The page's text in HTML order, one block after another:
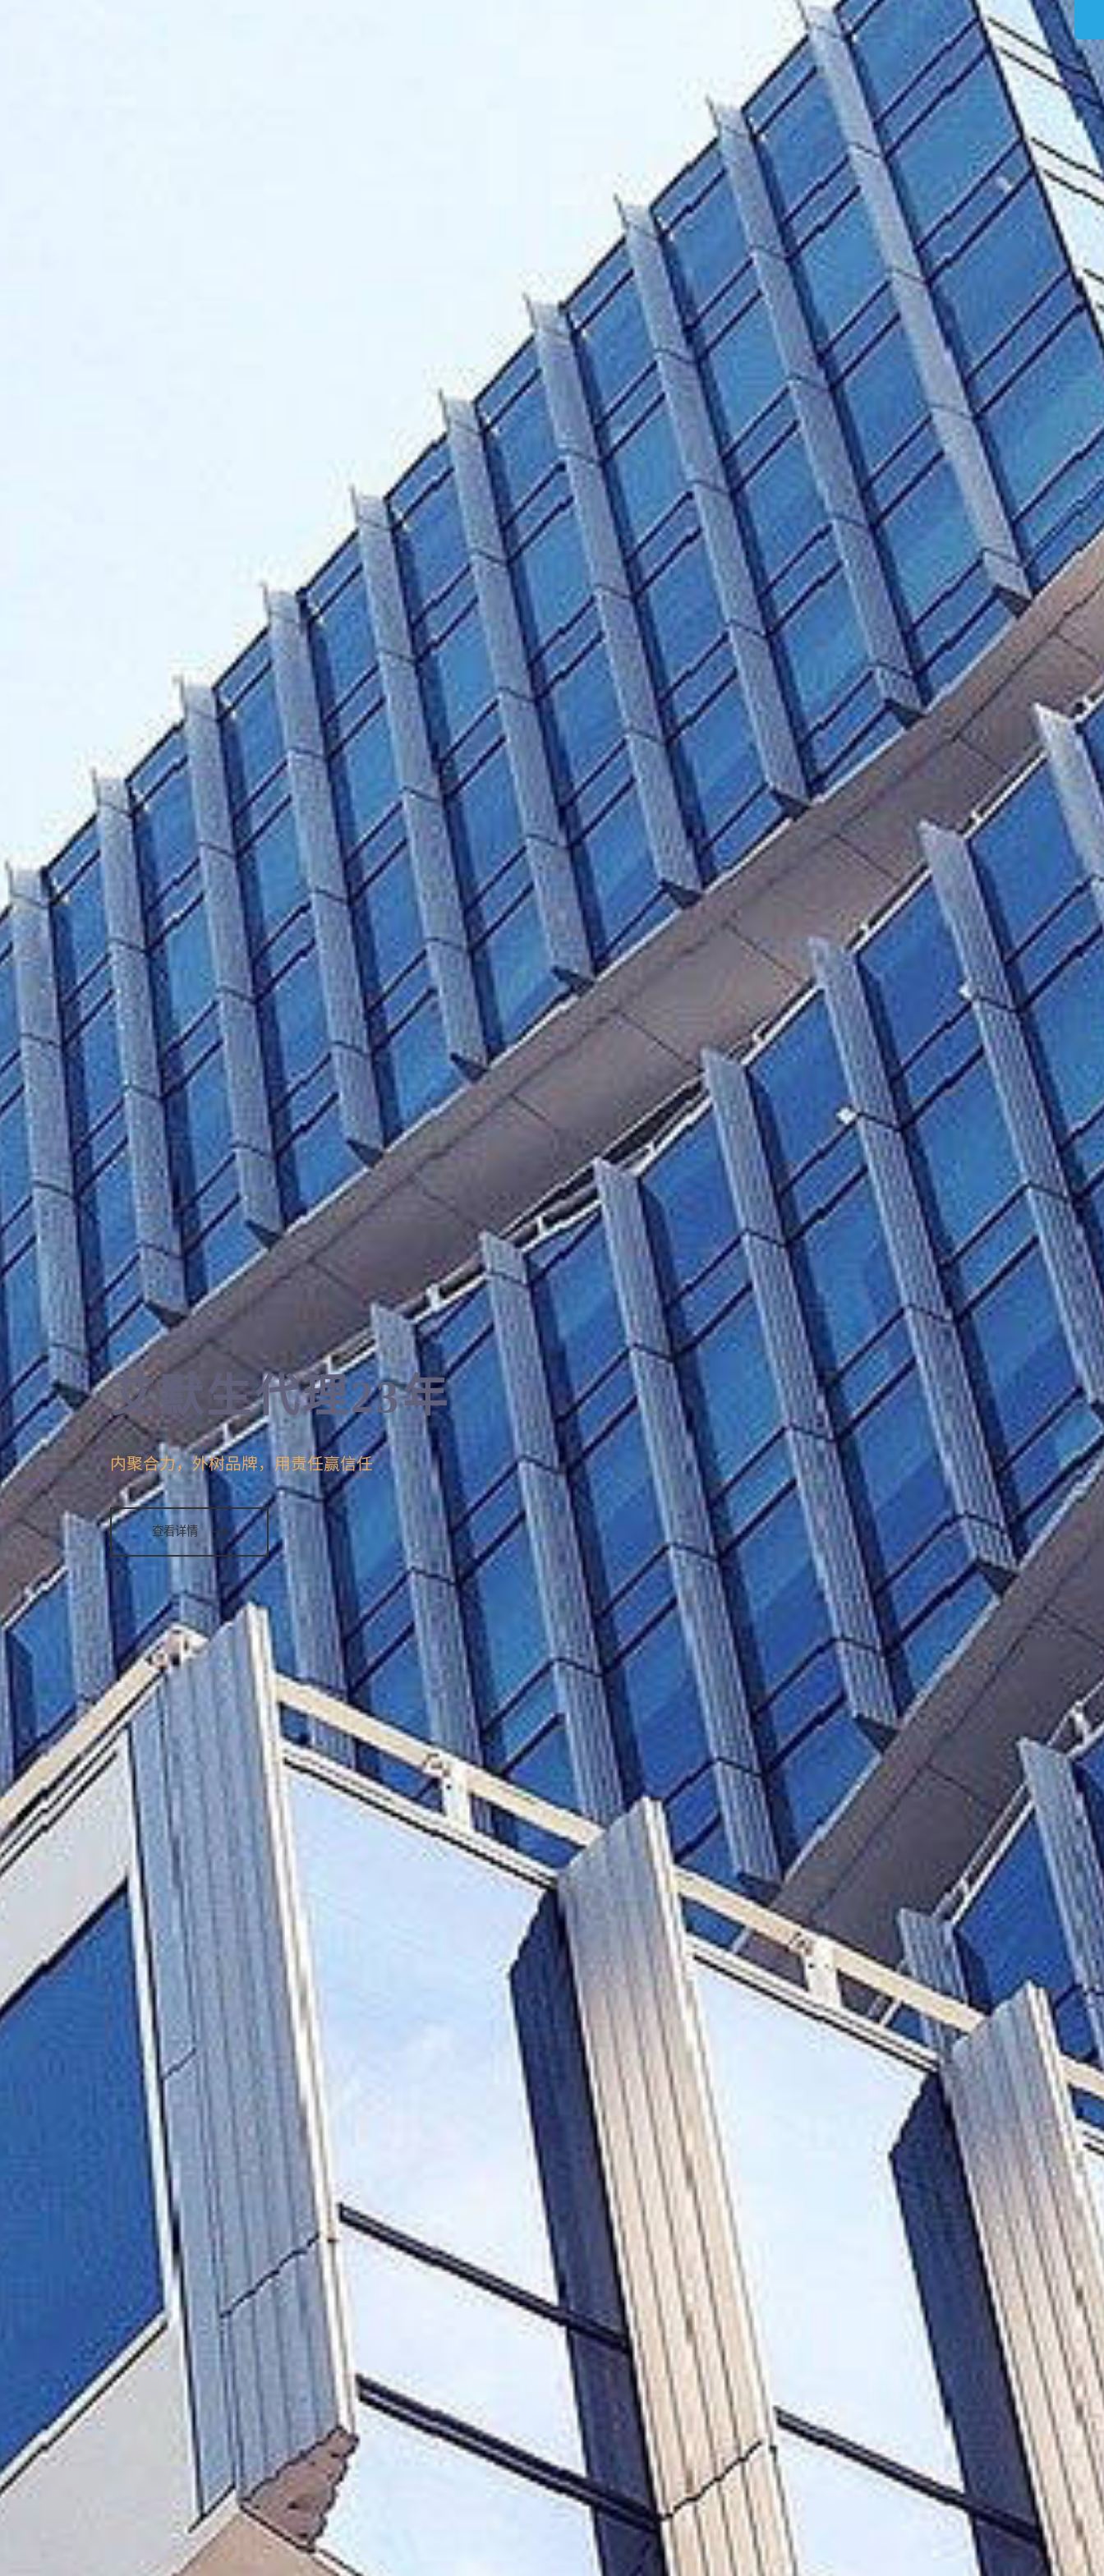
艾默生代理23年
内聚合力，外树品牌，用责任赢信任
查看详情
爱克森自动化
内聚合力，外树品牌，用责任赢信任
查看详情
新跨越 再远航
内聚合力，外树品牌，用责任赢信任
查看详情